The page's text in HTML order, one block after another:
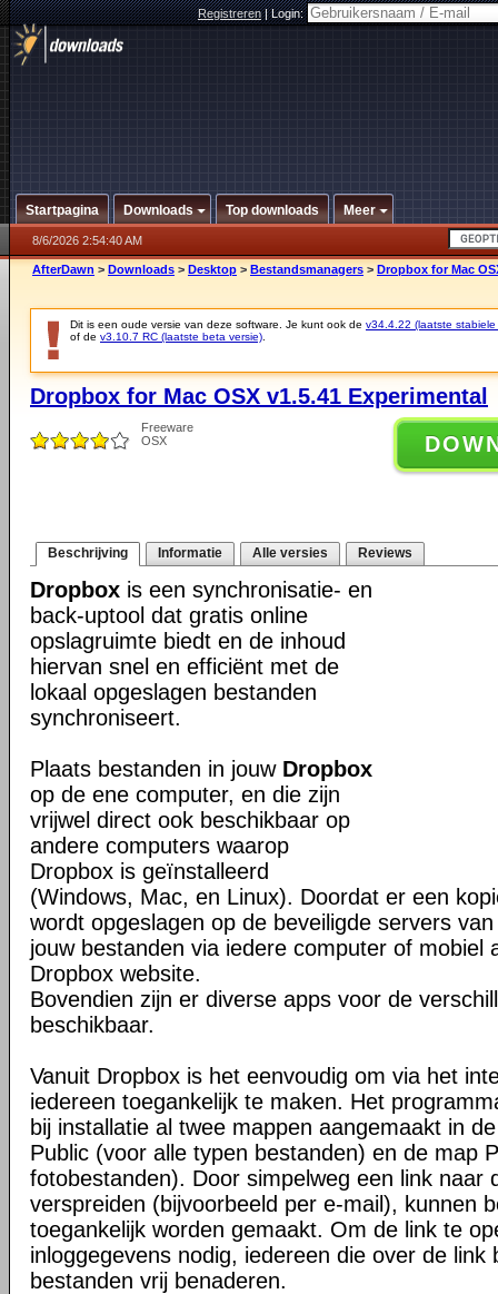
Registreren|Login:
Startpagina Downloads Top downloads Meer
8/6/2026 2:54:40 AM
AfterDawn > Downloads > Desktop > Bestandsmanagers > Dropbox for Mac
Dit is een oude versie van deze software. Je kunt ook de v34.4.22 (laatste stabiele
of de v3.10.7 RC (laatste beta versie)
Dropbox for Mac OSX v1.5.41 Experimental
Freeware
OSX
Beschrijving Informatie Alle versies Reviews
Dropbox is een synchronisatie- en
back-uptool dat gratis online
opslagruimte biedt en de inhoud
hiervan snel en efficiënt met de
lokaal opgeslagen bestanden
synchroniseert.
Plaats bestanden in jouw Dropbox
op de ene computer, en die zijn
vrijwel direct ook beschikbaar op
andere computers waarop
Dropbox is geïnstalleerd
(Windows, Mac, en Linux). Doordat er een
wordt opgeslagen op de beveiligde servers
jouw bestanden via iedere computer of mobiel
Dropbox website.
Bovendien zijn er diverse apps voor de
beschikbaar.
Vanuit Dropbox is het eenvoudig om via het
iedereen toegankelijk te maken. Het
bij installatie al twee mappen aangemaakt in
Public (voor alle typen bestanden) en de map
fotobestanden). Door simpelweg een link naar
verspreiden (bijvoorbeeld per e-mail), kunnen
toegankelijk worden gemaakt. Om de link te
inloggegevens nodig, iedereen die over de link
bestanden vrij benaderen.